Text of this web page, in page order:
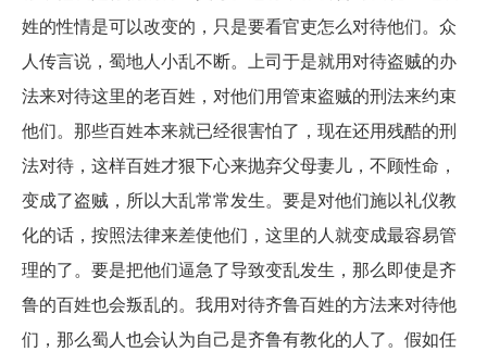
姓的性情是可以改变的，只是要看官吏怎么对待他们。众
人传言说，蜀地人小乱不断。上司于是就用对待盗贼的办
法来对待这里的老百姓，对他们用管束盗贼的刑法来约束
他们。那些百姓本来就已经很害怕了，现在还用残酷的刑
法对待，这样百姓才狠下心来抛弃父母妻儿，不顾性命，
变成了盗贼，所以大乱常常发生。要是对他们施以礼仪教
化的话，按照法律来差使他们，这里的人就变成最容易管
理的了。要是把他们逼急了导致变乱发生，那么即使是齐
鲁的百姓也会叛乱的。我用对待齐鲁百姓的方法来对待他
们，那么蜀人也会认为自己是齐鲁有教化的人了。假如任